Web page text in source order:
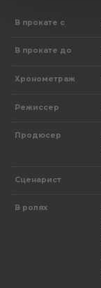
В прокате с
В прокате до
Хронометраж
Режиссер
Продюсер
Сценарист
В ролях